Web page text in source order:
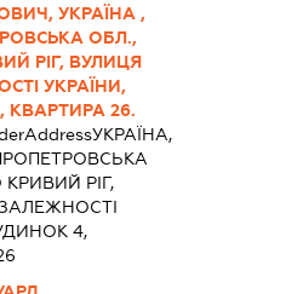
УКРАЇНА ,
ОБЛ.,
РІГ, ВУЛИЦЯ
УКРАЇНИ,
КВАРТИРА 26.
УКРАЇНА,
КРИВИЙ РІГ,
4,